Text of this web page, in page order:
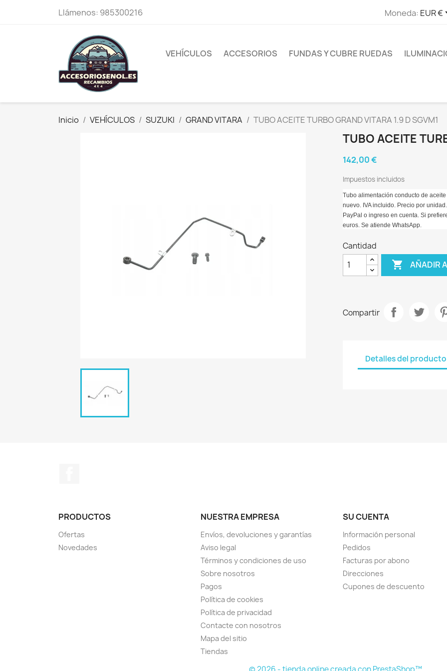
Llámenos: 985300216 Moneda: EUR €
VEHÍCULOS ACCESORIOS FUNDAS Y CUBRE RUEDAS
Inicio VEHÍCULOS SUZUKI GRAND VITARA TUBO ACEITE TURBO GRAND VITARA 1.9 D SGVM1
TUBO ACEITE
142,00 €
Impuestos incluidos
Tubo alimentación conducto de
nuevo. IVA incluido. Precio por
PayPal o ingreso en cuenta. Si
euros. Se atiende WhatsApp.
Cantidad
 AÑADIR
Compartir
Detalles del producto
PRODUCTOS
Ofertas
Novedades
NUESTRA EMPRESA
Envíos, devoluciones y garantías
Aviso legal
Términos y condiciones de uso
Sobre nosotros
Pagos
Política de cookies
Política de privacidad
Contacte con nosotros
Mapa del sitio
Tiendas
SU CUENTA
Información personal
Pedidos
Facturas por abono
Direcciones
Cupones de descuento